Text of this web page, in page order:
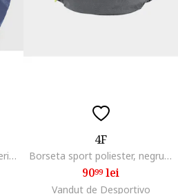
Caciula Unisex Running Material Sintetic, Elemente Reflectorizante, Culoare Denim, Marimi S-XL
4F
Borseta sport poliester, negru, unisex, one size
9099lei
Vandut de Desportivo